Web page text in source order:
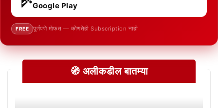
Google Play
FREE पूर्णपणे मोफत — कोणतेही Subscription नाही
🧭 अलीकडील बातम्या